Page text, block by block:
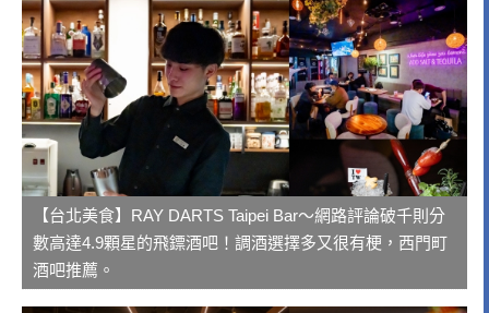
【台北美食】RAY DARTS Taipei Bar～網路評論破千則分
數高達4.9顆星的飛鏢酒吧！調酒選擇多又很有梗，西門町
酒吧推薦。